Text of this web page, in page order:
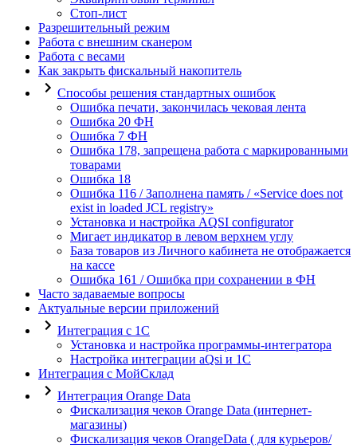
Стоп-лист
Разрешительный режим
Работа с внешним сканером
Работа с весами
Как закрыть фискальный накопитель
Способы решения стандартных ошибок
Ошибка печати, закончилась чековая лента
Ошибка 20 ФН
Ошибка 7 ФН
Ошибка 178, запрещена работа с маркированными
товарами
Ошибка 18
Ошибка 116 / Заполнена память / «Service does not
exist in loaded JCL registry»
Установка и настройка AQSI configurator
Мигает индикатор в левом верхнем углу
База товаров из Личного кабинета не отображается
на кассе
Ошибка 161 / Ошибка при сохранении в ФН
Часто задаваемые вопросы
Актуальные версии приложений
Интеграция с 1С
Установка и настройка программы-интегратора
Настройка интеграции aQsi и 1С
Интеграция с МойСклад
Интеграция Orange Data
Фискализация чеков Orange Data (интернет-
магазины)
Фискализация чеков OrangeData ( для курьеров/